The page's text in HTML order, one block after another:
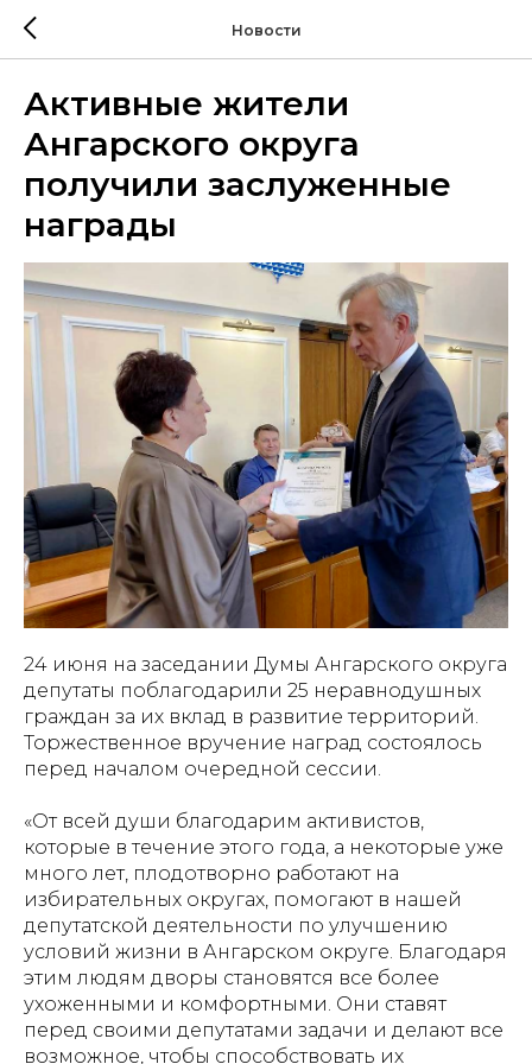
Новости
Активные жители
Ангарского округа
получили заслуженные
награды
24 июня на заседании Думы Ангарского округа
депутаты поблагодарили 25 неравнодушных
граждан за их вклад в развитие территорий.
Торжественное вручение наград состоялось
перед началом очередной сессии.
«От всей души благодарим активистов,
которые в течение этого года, а некоторые уже
много лет, плодотворно работают на
избирательных округах, помогают в нашей
депутатской деятельности по улучшению
условий жизни в Ангарском округе. Благодаря
этим людям дворы становятся все более
ухоженными и комфортными. Они ставят
перед своими депутатами задачи и делают все
возможное, чтобы способствовать их